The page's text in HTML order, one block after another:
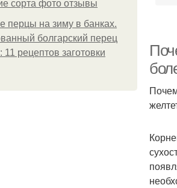
сорта фото отзывы
перцы на зиму в банках.
болгарский перец
11 рецептов заготовки